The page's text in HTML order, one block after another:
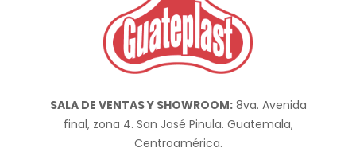
SALA DE VENTAS Y SHOWROOM:8va. Avenida
final, zona 4. San José Pinula. Guatemala,
Centroamérica.